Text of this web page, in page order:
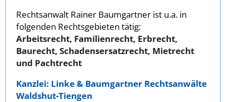
Rechtsanwalt Rainer Baumgartner ist u.a. in
folgenden Rechtsgebieten tätig:
Arbeitsrecht, Familienrecht, Erbrecht,
Baurecht, Schadensersatzrecht, Mietrecht
und Pachtrecht
Kanzlei: Linke & Baumgartner Rechtsanwälte
Waldshut-Tiengen